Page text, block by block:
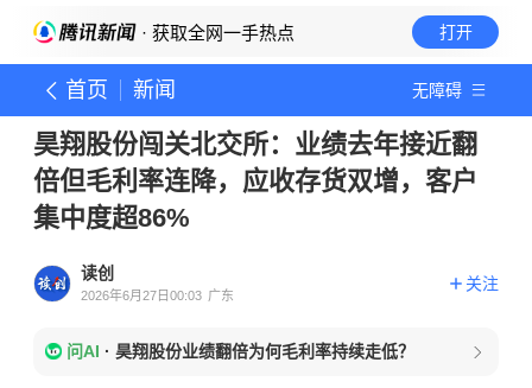
· 获取全网一手热点 打开
首页 新闻 无障碍
昊翔股份闯关北交所：业绩去年接近翻
倍但毛利率连降，应收存货双增，客户
集中度超86%
读创
2026年6月27日00:03 广东
关注
问AI · 昊翔股份业绩翻倍为何毛利率持续走低？